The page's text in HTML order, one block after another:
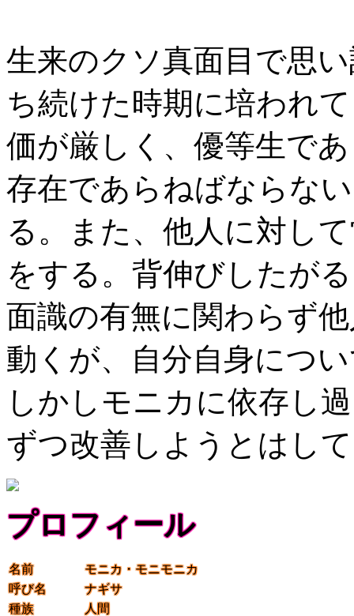
生来のクソ真面目で思
ち続けた時期に培われ
価が厳しく、優等生で
存在であらねばならな
る。また、他人に対し
をする。背伸びしたが
面識の有無に関わらず
動くが、自分自身につ
しかしモニカに依存し
ずつ改善しようとはし
プロフィール
名前
モニカ・モニモニカ
呼び名
ナギサ
種族
人間